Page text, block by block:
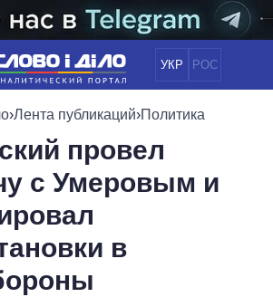
УКР РОС
НОВОСТИ
ПОЛИТИКА
ЭКОНОМИКА
ОБЩЕСТВО
ОБЕЩАНИЯ
ПОЛИТИКИ
И ОФИС
РАДА
ИНФОГРАФИКА
ВИДЕО
›Лента публикаций›Политика
провел
с Умеровым и
в